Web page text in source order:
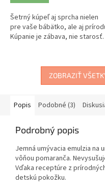
Šetrný kúpeľ aj sprcha nielen
pre vaše bábätko, ale aj
Kúpanie je zábava, nie starosť.
ZOBRAZIŤ
Popis Podobné (3)
Podrobný popis
Jemná umývacia emulzia na
vôňou pomaranča.
Vďaka receptúre z
detskú pokožku.